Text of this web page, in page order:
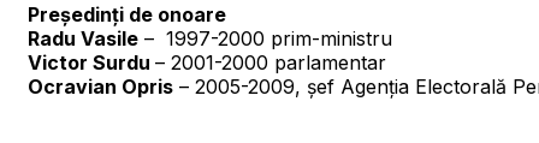
Președinți de onoare
Radu Vasile – 1997-2000 prim-ministru
Victor Surdu – 2001-2000 parlamentar
Ocravian Opris – 2005-2009, șef Agenția Electorală